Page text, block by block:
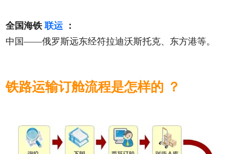
全国海铁 联运
：
中国——俄罗斯远东经符拉迪沃斯托克、东方港等。
铁路运输订舱流程是怎样的 ？